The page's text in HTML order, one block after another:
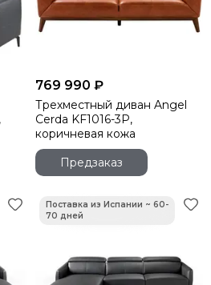
769 990 ₽
Трехместный диван Angel
Cerda KF1016-3P,
коричневая кожа
Предзаказ